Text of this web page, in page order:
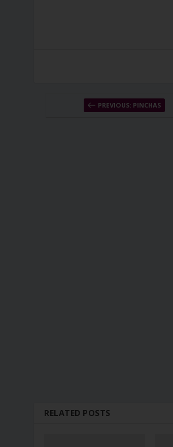
PREVIOUS: PINCHAS
RELATED POSTS